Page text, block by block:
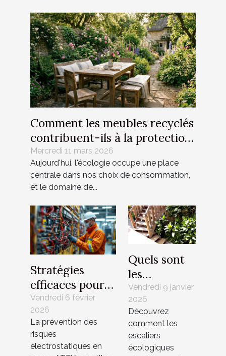
Comment les meubles recyclés
contribuent-ils à la protection
de l'environnement ?
Mercredi 11 mars 2026
Aujourd'hui, l'écologie occupe une place
centrale dans nos choix de consommation,
et le domaine de...
Stratégies
efficaces pour
la prévention
des risques
électrostatiques
en zones ATEX
Vendredi 6 février
2026
La prévention des
risques
électrostatiques en
Quels sont
les
avantages
des escaliers
écologiques
?
Vendredi 9 janvier
2026
Découvrez
comment les
escaliers
écologiques